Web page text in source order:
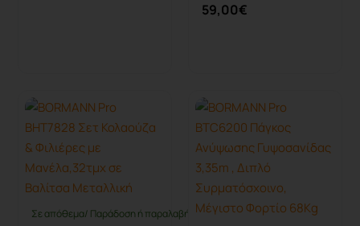
59,00€
Σε απόθεμα/ Παράδοση ή παραλαβή έως 10 ημέρες